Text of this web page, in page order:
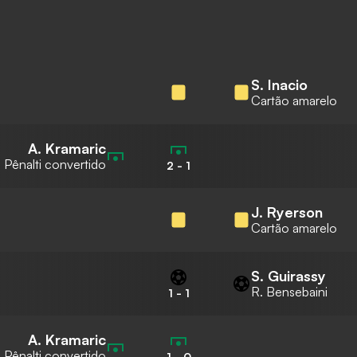
S. Inacio
Cartão amarelo
A. Kramaric
Pênalti convertido 2 - 1
J. Ryerson
Cartão amarelo
1 - 1
S. Guirassy
R. Bensebaini
A. Kramaric